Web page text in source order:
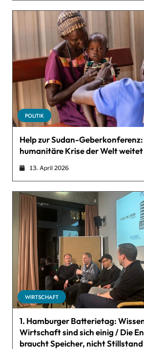
POLITIK
Help zur Sudan-
humanitäre Krise der Welt weitet
13. April 2026
WIRTSCHAFT
1. Hamburger Batterietag:
Wirtschaft sind sich einig / Die
braucht Speicher, nicht Stillstand